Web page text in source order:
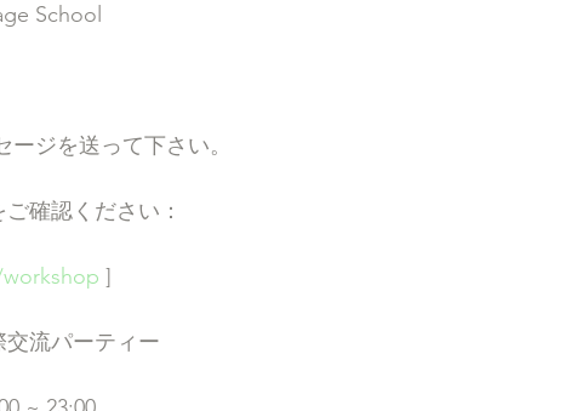
School
ジを送って下さい。
確認ください：
]
流パーティー